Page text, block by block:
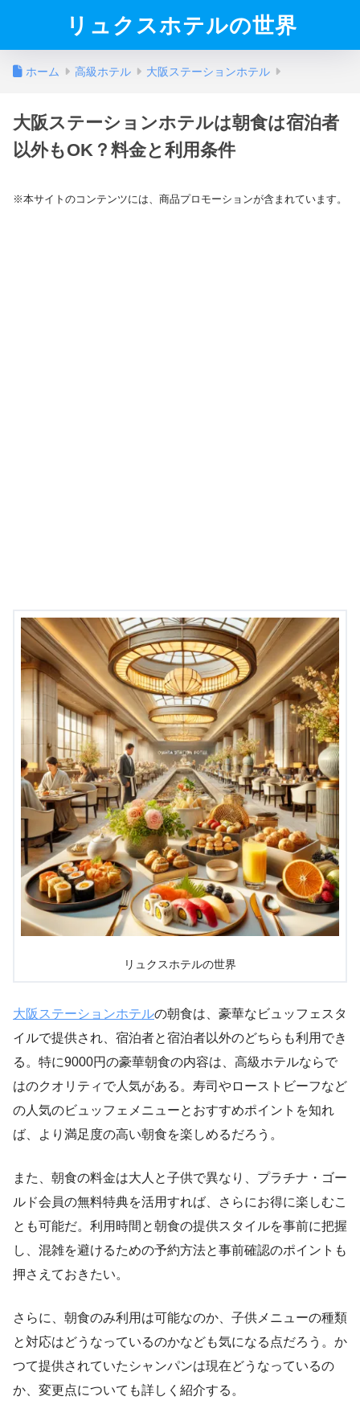
リュクスホテルの世界
ホーム 高級ホテル 大阪ステーションホテル
大阪ステーションホテルは朝食は宿泊者
以外もOK？料金と利用条件
※本サイトのコンテンツには、商品プロモーションが含まれています。
リュクスホテルの世界
大阪ステーションホテルの朝食は、豪華なビュッフェスタ
イルで提供され、宿泊者と宿泊者以外のどちらも利用でき
る。特に9000円の豪華朝食の内容は、高級ホテルならで
はのクオリティで人気がある。寿司やローストビーフなど
の人気のビュッフェメニューとおすすめポイントを知れ
ば、より満足度の高い朝食を楽しめるだろう。
また、朝食の料金は大人と子供で異なり、プラチナ・ゴー
ルド会員の無料特典を活用すれば、さらにお得に楽しむこ
とも可能だ。利用時間と朝食の提供スタイルを事前に把握
し、混雑を避けるための予約方法と事前確認のポイントも
押さえておきたい。
さらに、朝食のみ利用は可能なのか、子供メニューの種類
と対応はどうなっているのかなども気になる点だろう。か
つて提供されていたシャンパンは現在どうなっているの
か、変更点についても詳しく紹介する。